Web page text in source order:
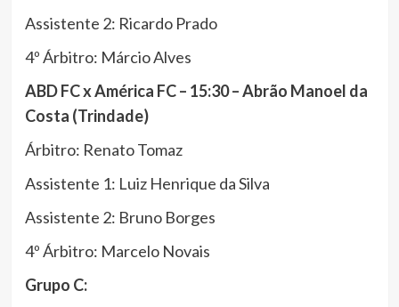
Assistente 2: Ricardo Prado
4º Árbitro: Márcio Alves
ABD FC x América FC – 15:30 – Abrão Manoel da
Costa (Trindade)
Árbitro: Renato Tomaz
Assistente 1: Luiz Henrique da Silva
Assistente 2: Bruno Borges
4º Árbitro: Marcelo Novais
Grupo C: